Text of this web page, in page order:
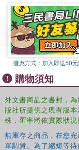
In the third edition,
contemporary
internationally
addition to updated
been added in this
Design of the aseptic
Thermal process
Flow and residence
heterogeneous fluids
Thermal process and
solid particulates
Aseptic filling and
service
優惠方式： 加入即送50
購物須知
外文書商品之書封，
版社所提供之現有版
殊，匯率將依實際狀況
無庫存之商品，在您
單調貨。為了縮短等